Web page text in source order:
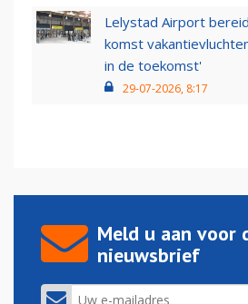
Lelystad Airport
komst
in de toekomst'
29-07-2026, 8:17
Meld u aan voor
nieuwsbrief